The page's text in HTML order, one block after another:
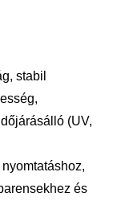
stabil
(UV,
és